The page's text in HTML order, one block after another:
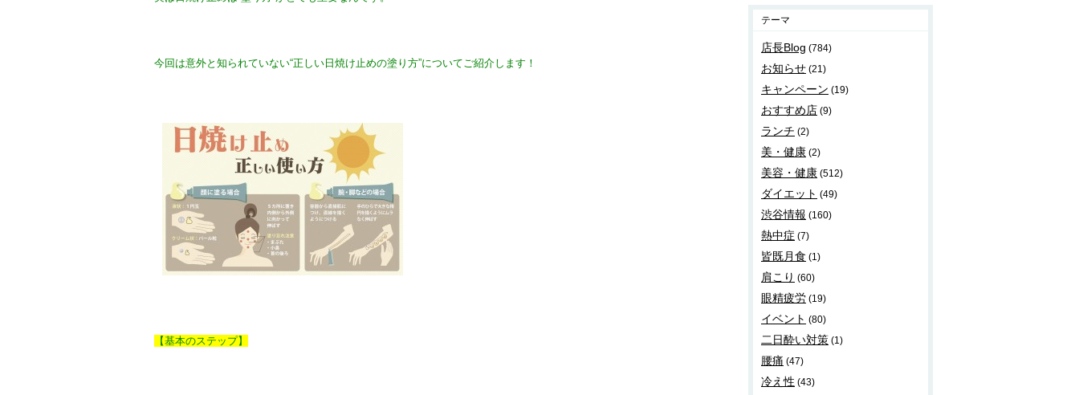
今回は意外と知られていない“正しい日焼け止めの塗り方”についてご紹介します！
【基本のステップ】
テーマ
店長Blog (784)
お知らせ (21)
キャンペーン (19)
おすすめ店 (9)
ランチ (2)
美・健康 (2)
美容・健康 (512)
ダイエット (49)
渋谷情報 (160)
熱中症 (7)
皆既月食 (1)
肩こり (60)
眼精疲労 (19)
イベント (80)
二日酔い対策 (1)
腰痛 (47)
冷え性 (43)